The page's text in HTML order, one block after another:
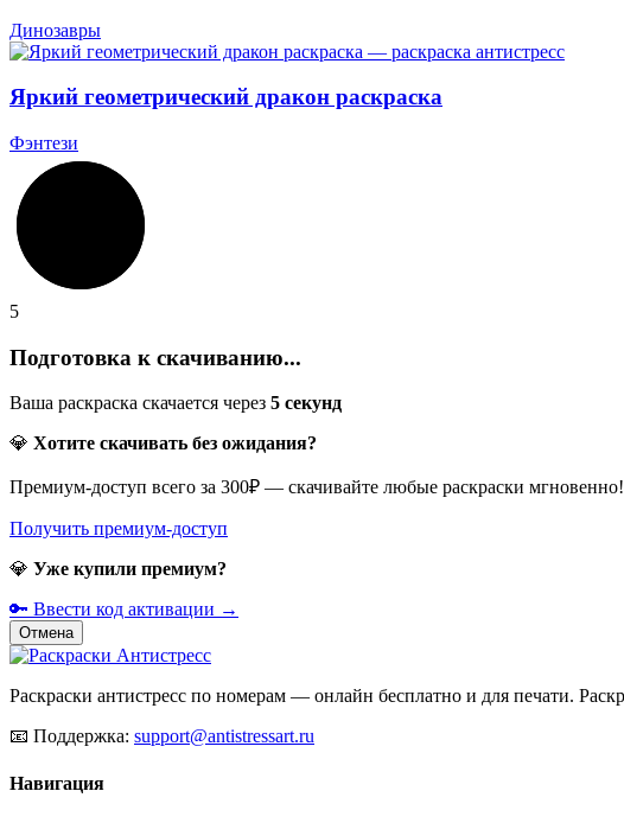
Динозавры
Яркий геометрический дракон раскраска
Фэнтези
5
Подготовка к скачиванию...
Ваша раскраска скачается через 5 секунд
💎 Хотите скачивать без ожидания?
Премиум-доступ всего за 300₽ — скачивайте любые раскраски мгновенно!
Получить премиум-доступ
💎 Уже купили премиум?
🔑 Ввести код активации →
Отмена
Раскраски антистресс по номерам — онлайн бесплатно и для печати.
📧 Поддержка: support@antistressart.ru
Навигация